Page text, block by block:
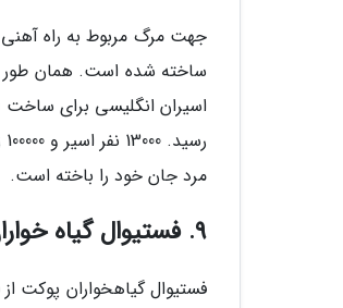
جهت مرگ مربوط به راه
مرد جان خود را باخته است.
9. فستیوال گیاه خواران تایلندی
فستیوال گیاهخواران پوکت